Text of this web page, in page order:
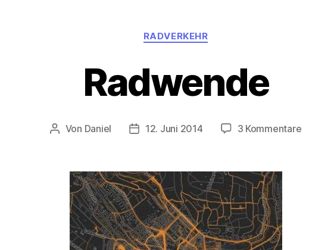
Kategorien
RADVERKEHR
Radwende
Beitragsautor
Von Daniel Beitragsdatum
12. Juni 2014 3 Kommentarezu